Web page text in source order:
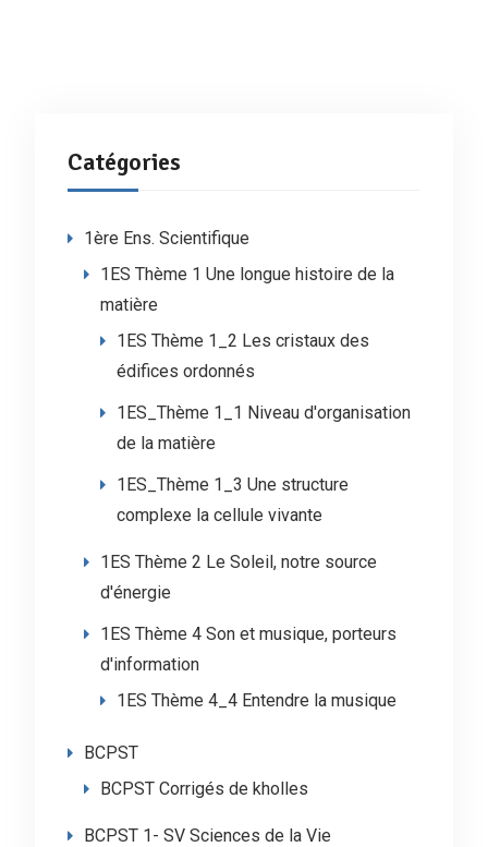
Catégories
1ère Ens. Scientifique
1ES Thème 1 Une longue histoire de la
matière
1ES Thème 1_2 Les cristaux des
édifices ordonnés
1ES_Thème 1_1 Niveau d'organisation
de la matière
1ES_Thème 1_3 Une structure
complexe la cellule vivante
1ES Thème 2 Le Soleil, notre source
d'énergie
1ES Thème 4 Son et musique, porteurs
d'information
1ES Thème 4_4 Entendre la musique
BCPST
BCPST Corrigés de kholles
BCPST 1- SV Sciences de la Vie